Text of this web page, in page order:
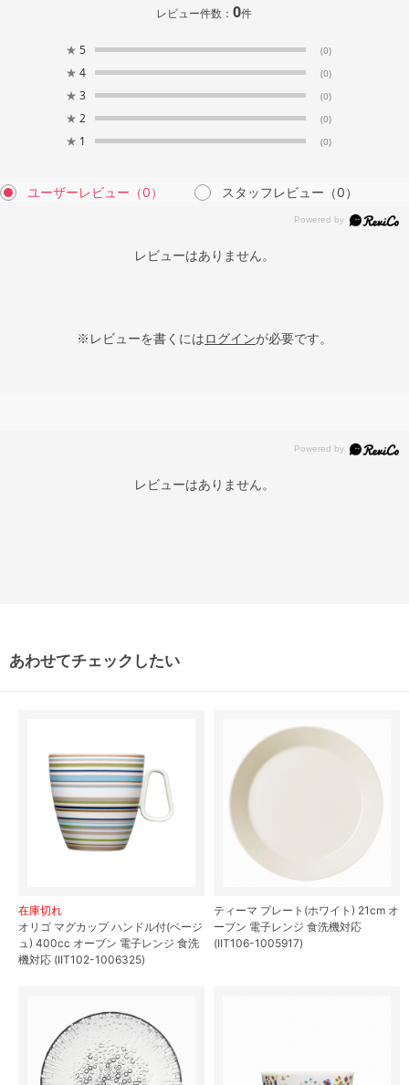
レビュー件数：0件
★ 5 (0)
★ 4 (0)
★ 3 (0)
★ 2 (0)
★ 1 (0)
ユーザーレビュー （0） スタッフレビュー （0）
レビューはありません。
※レビューを書くにはログインが必要です。
レビューはありません。
あわせてチェックしたい
在庫切れ
オリゴ マグカップ ハンドル付(ベージ
ュ) 400cc オーブン 電子レンジ 食洗
機対応 (IIT102-1006325)
ティーマ プレート(ホワイト) 21cm オ
ーブン 電子レンジ 食洗機対応
(IIT106-1005917)